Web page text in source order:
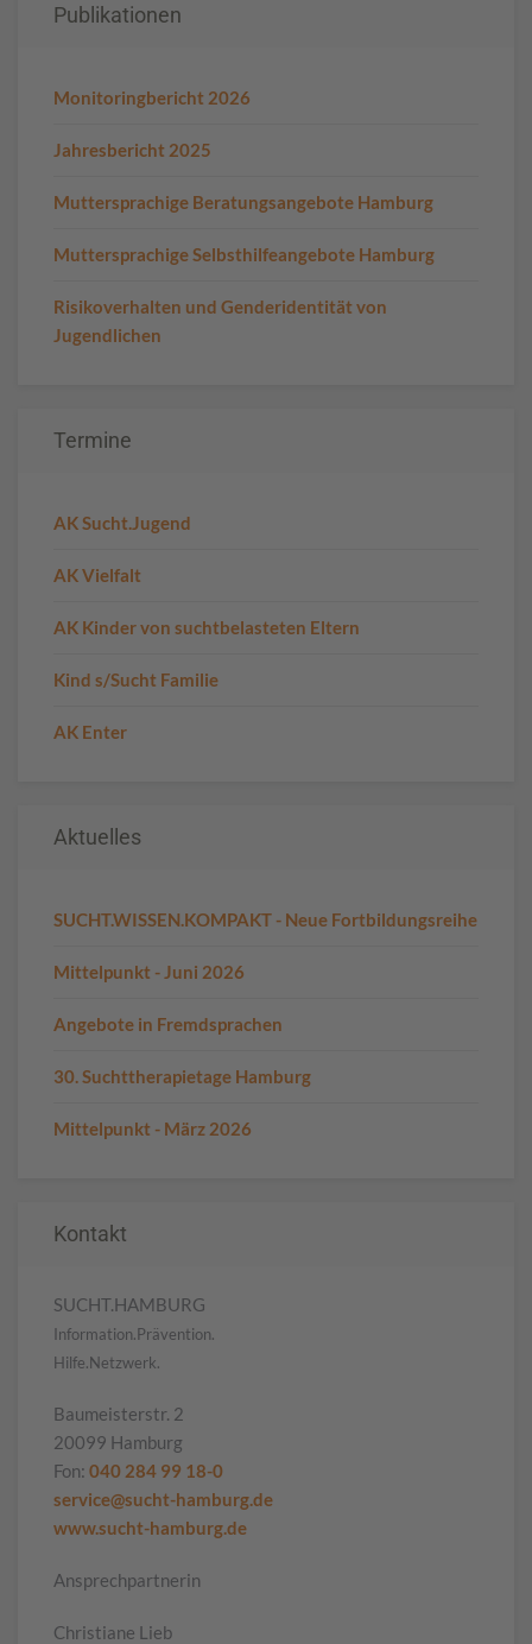
Publikationen
Monitoringbericht 2026
Jahresbericht 2025
Muttersprachige Beratungsangebote Hamburg
Muttersprachige Selbsthilfeangebote Hamburg
Risikoverhalten und Genderidentität von
Jugendlichen
Termine
AK Sucht.Jugend
AK Vielfalt
AK Kinder von suchtbelasteten Eltern
Kind s/Sucht Familie
AK Enter
Aktuelles
SUCHT.WISSEN.KOMPAKT - Neue Fortbildungsreihe
Mittelpunkt - Juni 2026
Angebote in Fremdsprachen
30. Suchttherapietage Hamburg
Mittelpunkt - März 2026
Kontakt
SUCHT.HAMBURG
Information.Prävention.
Hilfe.Netzwerk.
Baumeisterstr. 2
20099 Hamburg
Fon: 040 284 99 18-0
service@sucht-hamburg.de
www.sucht-hamburg.de
Ansprechpartnerin
Christiane Lieb